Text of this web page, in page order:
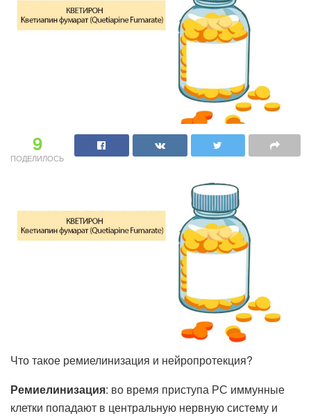
9
ПОДЕЛИЛОСЬ
Что такое ремиелинизация и нейропротекция?
Ремиелинизация: во время приступа РС иммунные
клетки попадают в центральную нервную систему и